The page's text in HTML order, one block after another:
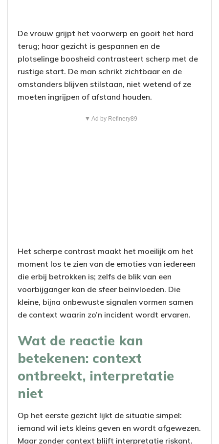
De vrouw grijpt het voorwerp en gooit het hard
terug; haar gezicht is gespannen en de
plotselinge boosheid contrasteert scherp met de
rustige start. De man schrikt zichtbaar en de
omstanders blijven stilstaan, niet wetend of ze
moeten ingrijpen of afstand houden.
▼ Ad by Refinery89
Het scherpe contrast maakt het moeilijk om het
moment los te zien van de emoties van iedereen
die erbij betrokken is; zelfs de blik van een
voorbijganger kan de sfeer beïnvloeden. Die
kleine, bijna onbewuste signalen vormen samen
de context waarin zo’n incident wordt ervaren.
Wat de reactie kan
betekenen: context
ontbreekt, interpretatie
niet
Op het eerste gezicht lijkt de situatie simpel:
iemand wil iets kleins geven en wordt afgewezen.
Maar zonder context blijft interpretatie riskant.